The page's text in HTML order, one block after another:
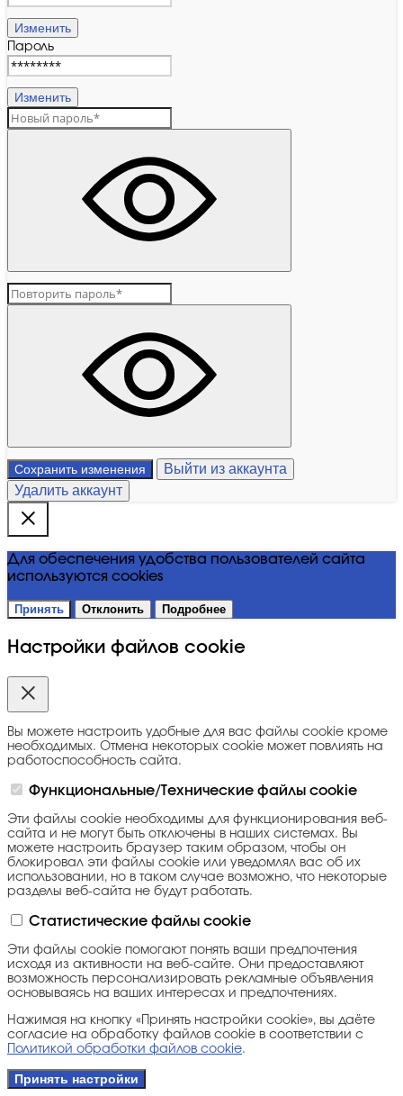
Изменить
Пароль
Изменить
Сохранить изменения
Выйти из аккаунта
Удалить аккаунт
Для обеспечения удобства пользователей сайта
используются cookies
Принять Отклонить Подробнее
Настройки файлов cookie
Вы можете настроить удобные для вас файлы cookie кроме
необходимых. Отмена некоторых cookie может повлиять на
работоспособность сайта.
Функциональные/Технические файлы cookie
Эти файлы cookie необходимы для функционирования веб-
сайта и не могут быть отключены в наших системах. Вы
можете настроить браузер таким образом, чтобы он
блокировал эти файлы cookie или уведомлял вас об их
использовании, но в таком случае возможно, что некоторые
разделы веб-сайта не будут работать.
Статистические файлы cookie
Эти файлы cookie помогают понять ваши предпочтения
исходя из активности на веб-сайте. Они предоставляют
возможность персонализировать рекламные объявления
основываясь на ваших интересах и предпочтениях.
Нажимая на кнопку «Принять настройки cookie», вы даёте
согласие на обработку файлов cookie в соответствии с
Политикой обработки файлов cookie.
Принять настройки